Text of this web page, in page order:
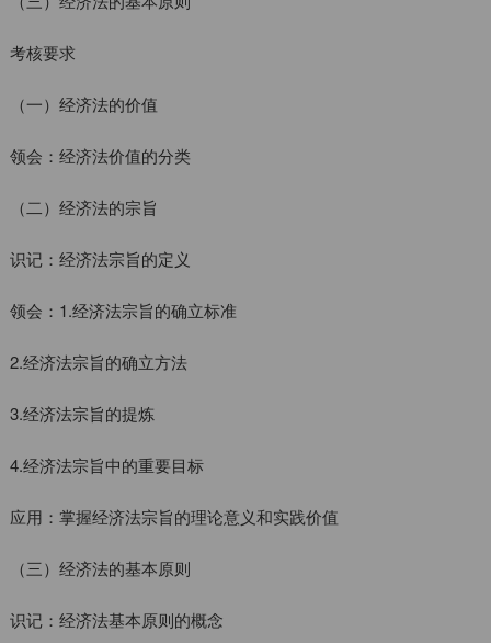
考核要求
（一）经济法的价值
领会：经济法价值的分类
（二）经济法的宗旨
识记：经济法宗旨的定义
领会：1.经济法宗旨的确立标准
2.经济法宗旨的确立方法
3.经济法宗旨的提炼
4.经济法宗旨中的重要目标
应用：掌握经济法宗旨的理论意义和实践价值
（三）经济法的基本原则
识记：经济法基本原则的概念